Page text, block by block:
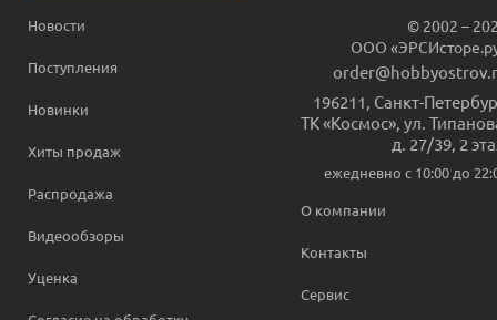
Новости
Поступления
Новинки
Хиты продаж
Распродажа
Видеообзоры
Уценка
© 2002 –
ООО
196211, Санкт-
ТК «Космос», ул.
д. 27/39, 2
ежедневно c 10:00 до
О компании
Контакты
Сервис